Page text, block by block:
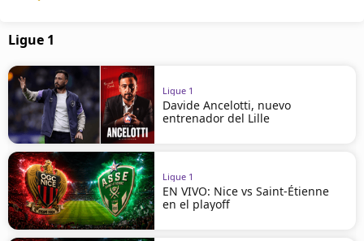
Ligue 1
Ligue 1
Davide Ancelotti, nuevo
entrenador del Lille
Ligue 1
EN VIVO: Nice vs Saint-Étienne
en el playoff